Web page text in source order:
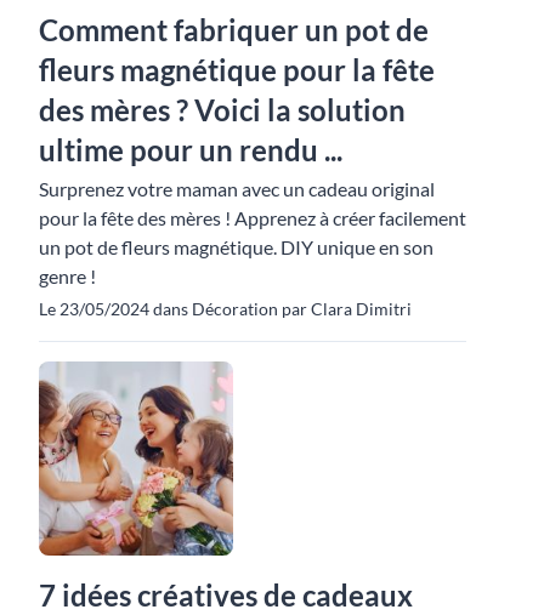
Comment fabriquer un pot de
fleurs magnétique pour la fête
des mères ? Voici la solution
ultime pour un rendu ...
Surprenez votre maman avec un cadeau original
pour la fête des mères ! Apprenez à créer facilement
un pot de fleurs magnétique. DIY unique en son
genre !
Le 23/05/2024 dans Décoration par Clara Dimitri
7 idées créatives de cadeaux